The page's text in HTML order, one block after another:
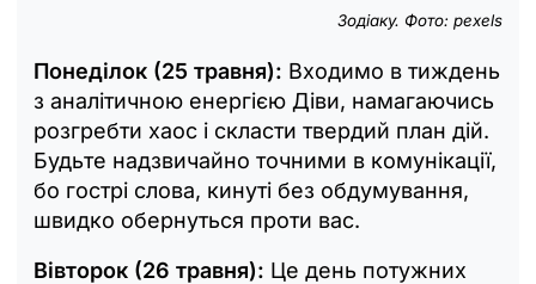
Зодіаку. Фото: pexels
Понеділок (25 травня): Входимо в тиждень
з аналітичною енергією Діви, намагаючись
розгребти хаос і скласти твердий план дій.
Будьте надзвичайно точними в комунікації,
бо гострі слова, кинуті без обдумування,
швидко обернуться проти вас.
Вівторок (26 травня): Це день потужних